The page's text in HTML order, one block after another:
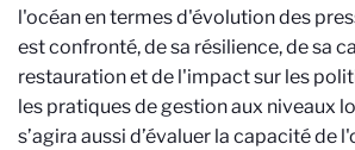
l'océan en termes d'évolution des
est confronté, de sa résilience, de sa
restauration et de l'impact sur les
les pratiques de gestion aux niveaux
s’agira aussi d’évaluer la capacité de